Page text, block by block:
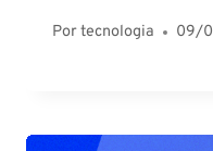
Portecnologia 09/